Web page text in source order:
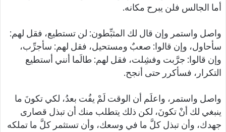
أما الجالس فلن يبرح مكانه.
واصل واستمر وإن قال لك المثبِّطون: لن تستطيع، فقل لهم:
سأحاول، وإن قالوا: صعبٌ ومستحيل، فقل لهم: سأجرِّب،
وإن قالوا: جرَّبت وفشِلت، فقل لهم: طالَما أنني أستطيع
التكرار، فسأكرر حتى أنجح.
واصل واستمر، واعلَم أن الوقت لَمْ يفُت بعدُ، لكي تكونَ ما
ينبغي لك أنْ تكونَ، لكن ذلك يتطلب منك أن تبذل قصارى
جهدك، وأن تبذل كلَّ ما في وسعك، وأن تستثمر كلَّ ما تملكه